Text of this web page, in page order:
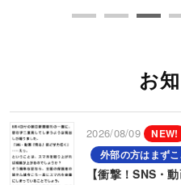
お
2026/08/09 NEW!
外部の方はまず
【衝撃！SNS・